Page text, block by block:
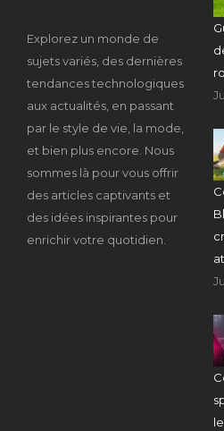
Explorez un monde de
sujets variés, des dernières
tendances technologiques
aux actualités, en passant
par le style de vie, la mode,
et bien plus encore. Nous
sommes là pour vous offrir
des articles captivants et
des idées inspirantes pour
enrichir votre quotidien.